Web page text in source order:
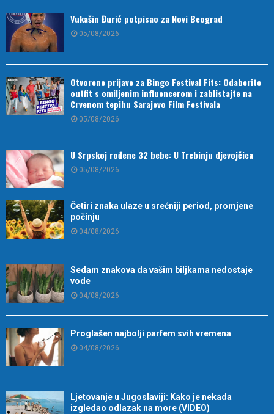
Vukašin Đurić potpisao za Novi Beograd
05/08/2026
Otvorene prijave za Bingo Festival Fits: Odaberite
outfit s omiljenim influencerom i zablistajte na
Crvenom tepihu Sarajevo Film Festivala
05/08/2026
U Srpskoj rođene 32 bebe: U Trebinju djevojčica
05/08/2026
Četiri znaka ulaze u srećniji period, promjene
počinju
04/08/2026
Sedam znakova da vašim biljkama nedostaje
vode
04/08/2026
Proglašen najbolji parfem svih vremena
04/08/2026
Ljetovanje u Jugoslaviji: Kako je nekada
izgledao odlazak na more (VIDEO)